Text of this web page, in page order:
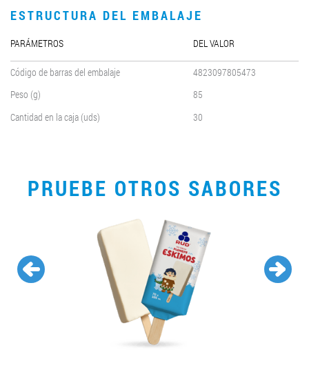
ESTRUCTURA DEL EMBALAJE
PARÁMETROS DEL VALOR
Código de barras del embalaje
4823097805473
Peso (g)
85
Cantidad en la caja (uds)
30
PRUEBE OTROS SABORES